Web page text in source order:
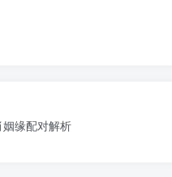
缘配对解析